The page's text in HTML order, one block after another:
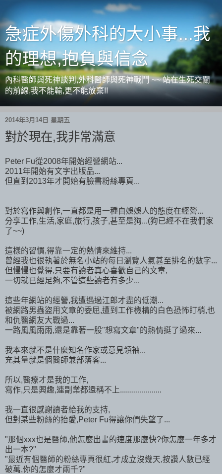
急症外傷外科的大小事...我
的理想,抱負與信念
內科醫師與死神談判,外科醫師與死神戰鬥 ~~ 站在生死交關
的前線,我不能輸,更不能放棄!!
2014年3月14日 星期五
對於現在,我非常滿意
Peter Fu從2008年開始經營網站...
2011年開始有文字出版品...
但直到2013年才開始有臉書粉絲專頁...
對於寫作與創作,一直都是用一種自娛娛人的態度在經營...
分享工作,生活,家庭,旅行,孩子,甚至是狗...(狗已經不在我們家
了~~)
這樣的習慣,得靠一定的熱情來維持...
曾經我也很執著於無名小站的每日瀏覽人氣甚至排名的數字...
但慢慢也覺得,只要有讀者真心喜歡自己的文章,
一切就已經足夠,不管這些讀者有多少...
這些年網站的經營,我遭遇過江郎才盡的低潮...
被網路男蟲盜用文章的委屈,遭到工作機構的白色恐怖盯梢,也
和仇醫網友大戰過...
一路風風雨雨,還是靠著一股"想寫文章"的熱情挺了過來...
我本來就不是什麼知名作家或意見領袖...
充其量就是個醫師兼部落客...
所以,醫療才是我的工作,
寫作,只是興趣,連副業都還稱不上.....................
我一直很感謝讀者給我的支持,
但對某些粉絲的抬愛,Peter Fu得讓你們失望了...
"那個xxx也是醫師,他怎麼出書的速度那麼快?你怎麼一年多才
出一本?"
"最近有個醫師的粉絲專頁很紅,才成立沒幾天,按讚人數已經
破萬,你的怎麼才兩千?"